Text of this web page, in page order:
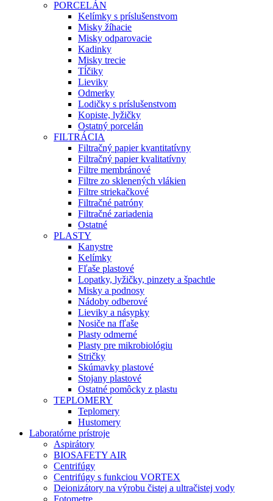
PORCELÁN
Kelímky s príslušenstvom
Misky žíhacie
Misky odparovacie
Kadinky
Misky trecie
Tĺčiky
Lieviky
Odmerky
Lodičky s príslušenstvom
Kopiste, lyžičky
Ostatný porcelán
FILTRÁCIA
Filtračný papier kvantitatívny
Filtračný papier kvalitatívny
Filtre membránové
Filtre zo sklenených vlákien
Filtre striekačkové
Filtračné patróny
Filtračné zariadenia
Ostatné
PLASTY
Kanystre
Kelímky
Fľaše plastové
Lopatky, lyžičky, pinzety a špachtle
Misky a podnosy
Nádoby odberové
Lieviky a násypky
Nosiče na fľaše
Plasty odmerné
Plasty pre mikrobiológiu
Stričky
Skúmavky plastové
Stojany plastové
Ostatné pomôcky z plastu
TEPLOMERY
Teplomery
Hustomery
Laboratórne prístroje
Aspirátory
BIOSAFETY AIR
Centrifúgy
Centrifúgy s funkciou VORTEX
Deionizátory na výrobu čistej a ultračistej vody
Fotometre